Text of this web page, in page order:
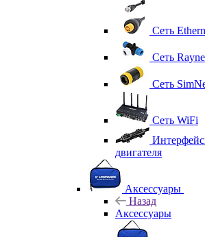
Сеть
Сеть
Сеть
Сеть WiFi
двигателя
Аксессуары
Назад
Аксессуары